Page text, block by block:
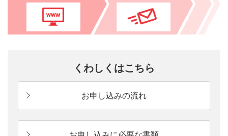
くわしくはこちら
お申し込みの流れ